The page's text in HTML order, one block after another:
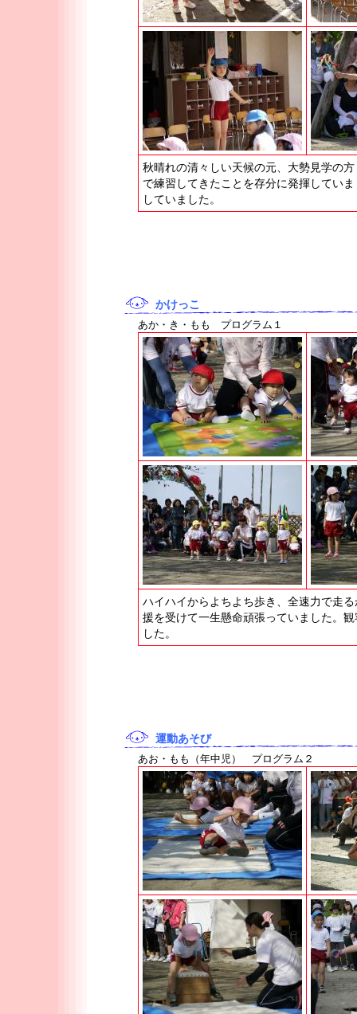
秋晴れの清々しい天候の元、大勢見学の
で練習してきたことを存分に発揮してい
していました。
かけっこ
あか・き・もも プログラム１
ハイハイからよちよち歩き、全速力で走
援を受けて一生懸命頑張っていました。
した。
運動あそび
あお・もも（年中児） プログラム２